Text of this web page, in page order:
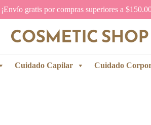
¡Envío gratis por compras superiores a
Cuidado Capilar Cuidado